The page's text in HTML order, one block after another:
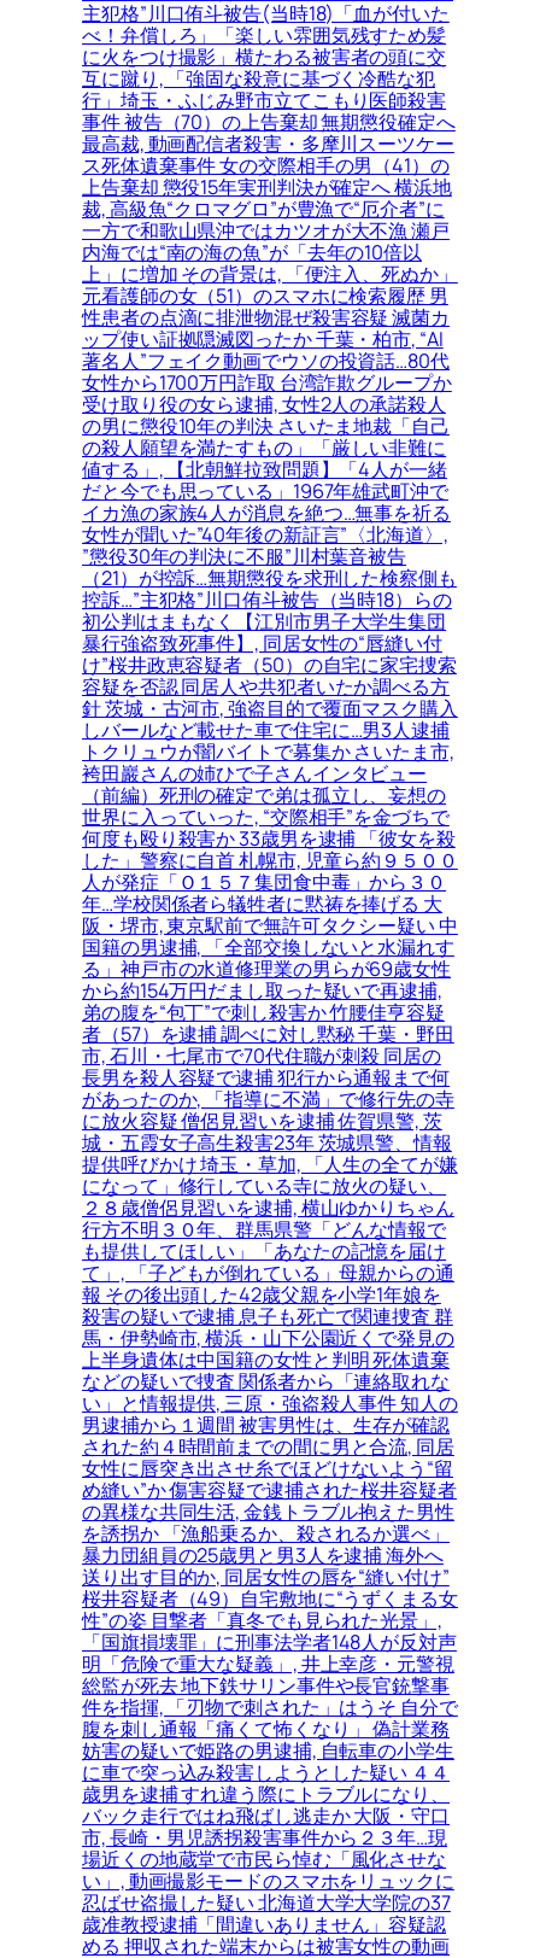
主犯格”川口侑斗被告(当時18)「血が付いた
べ！弁償しろ」「楽しい雰囲気残すため髪
に火をつけ撮影」横たわる被害者の頭に交
互に蹴り, 「強固な殺意に基づく冷酷な犯
行」埼玉・ふじみ野市立てこもり医師殺害
事件 被告（70）の上告棄却 無期懲役確定へ
最高裁, 動画配信者殺害・多摩川スーツケー
ス死体遺棄事件 女の交際相手の男（41）の
上告棄却 懲役15年実刑判決が確定へ 横浜地
裁, 高級魚“クロマグロ”が豊漁で“厄介者”に
一方で和歌山県沖ではカツオが大不漁 瀬戸
内海では“南の海の魚”が「去年の10倍以
上」に増加 その背景は, 「便注入、死ぬか」
元看護師の女（51）のスマホに検索履歴 男
性患者の点滴に排泄物混ぜ殺害容疑 滅菌カ
ップ使い証拠隠滅図ったか 千葉・柏市, “AI
著名人”フェイク動画でウソの投資話…80代
女性から1700万円詐取 台湾詐欺グループか
受け取り役の女ら逮捕, 女性2人の承諾殺人
の男に懲役10年の判決 さいたま地裁「自己
の殺人願望を満たすもの」「厳しい非難に
値する」, 【北朝鮮拉致問題】「4人が一緒
だと今でも思っている」1967年雄武町沖で
イカ漁の家族4人が消息を絶つ…無事を祈る
女性が聞いた”40年後の新証言”〈北海道〉,
”懲役30年の判決に不服”川村葉音被告
（21）が控訴…無期懲役を求刑した検察側も
控訴…”主犯格”川口侑斗被告（当時18）らの
初公判はまもなく【江別市男子大学生集団
暴行強盗致死事件】, 同居女性の“唇縫い付
け”桜井政恵容疑者（50）の自宅に家宅捜索
容疑を否認 同居人や共犯者いたか調べる方
針 茨城・古河市, 強盗目的で覆面マスク購入
しバールなど載せた車で住宅に…男3人逮捕
トクリュウが闇バイトで募集か さいたま市,
袴田巖さんの姉ひで子さんインタビュー
（前編）死刑の確定で弟は孤立し、妄想の
世界に入っていった, “交際相手”を金づちで
何度も殴り殺害か 33歳男を逮捕 「彼女を殺
した」警察に自首 札幌市, 児童ら約９５００
人が発症「Ｏ１５７集団食中毒」から３０
年…学校関係者ら犠牲者に黙祷を捧げる 大
阪・堺市, 東京駅前で無許可タクシー疑い 中
国籍の男逮捕, 「全部交換しないと水漏れす
る」神戸市の水道修理業の男らが69歳女性
から約154万円だまし取った疑いで再逮捕,
弟の腹を“包丁”で刺し殺害か 竹腰佳亨容疑
者（57）を逮捕 調べに対し黙秘 千葉・野田
市, 石川・七尾市で70代住職が刺殺 同居の
長男を殺人容疑で逮捕 犯行から通報まで何
があったのか, 「指導に不満」で修行先の寺
に放火容疑 僧侶見習いを逮捕 佐賀県警, 茨
城・五霞女子高生殺害23年 茨城県警、情報
提供呼びかけ 埼玉・草加, 「人生の全てが嫌
になって」修行している寺に放火の疑い、
２８歳僧侶見習いを逮捕, 横山ゆかりちゃん
行方不明３０年、群馬県警「どんな情報で
も提供してほしい」「あなたの記憶を届け
て」, 「子どもが倒れている」母親からの通
報 その後出頭した42歳父親を小学1年娘を
殺害の疑いで逮捕 息子も死亡で関連捜査 群
馬・伊勢崎市, 横浜・山下公園近くで発見の
上半身遺体は中国籍の女性と判明 死体遺棄
などの疑いで捜査 関係者から「連絡取れな
い」と情報提供, 三原・強盗殺人事件 知人の
男逮捕から１週間 被害男性は、生存が確認
された約４時間前までの間に男と合流, 同居
女性に唇突き出させ糸でほどけないよう“留
め縫い”か 傷害容疑で逮捕された桜井容疑者
の異様な共同生活, 金銭トラブル抱えた男性
を誘拐か 「漁船乗るか、殺されるか選べ」
暴力団組員の25歳男と男3人を逮捕 海外へ
送り出す目的か, 同居女性の唇を“縫い付け”
桜井容疑者（49）自宅敷地に“うずくまる女
性”の姿 目撃者「真冬でも見られた光景」,
「国旗損壊罪」に刑事法学者148人が反対声
明「危険で重大な疑義」, 井上幸彦・元警視
総監が死去 地下鉄サリン事件や長官銃撃事
件を指揮, 「刃物で刺された」はうそ 自分で
腹を刺し通報「痛くて怖くなり」 偽計業務
妨害の疑いで姫路の男逮捕, 自転車の小学生
に車で突っ込み殺害しようとした疑い ４４
歳男を逮捕 すれ違う際にトラブルになり、
バック走行ではね飛ばし逃走か 大阪・守口
市, 長崎・男児誘拐殺害事件から２３年…現
場近くの地蔵堂で市民ら悼む「風化させな
い」, 動画撮影モードのスマホをリュックに
忍ばせ盗撮した疑い 北海道大学大学院の37
歳准教授逮捕「間違いありません」容疑認
める 押収された端末からは被害女性の動画